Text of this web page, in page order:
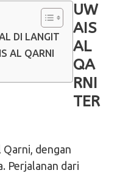
DI LANGIT
AL QARNI
UW
AIS
AL
QA
RNI
TER
dengan
Perjalanan dari